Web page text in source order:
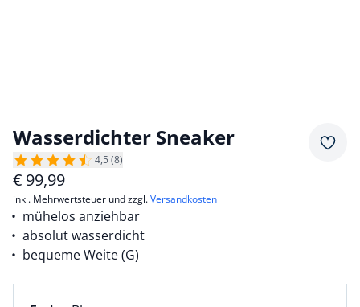
Wasserdichter Sneaker
4,5 (8)
€ 99,99
inkl. Mehrwertsteuer und zzgl.Versandkosten
mühelos anziehbar
absolut wasserdicht
bequeme Weite (G)